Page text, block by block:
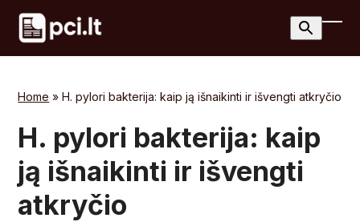
Skip
content
Home »H. pylori bakterija: kaip ją išnaikinti ir išvengti atkryčio
H. pylori bakterija: kaip
ją išnaikinti ir išvengti
atkryčio